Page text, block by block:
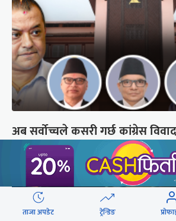
अब सर्वोच्चले कसरी गर्छ कांग्रेस
ताजा अपडेट ट्रेन्डिङ